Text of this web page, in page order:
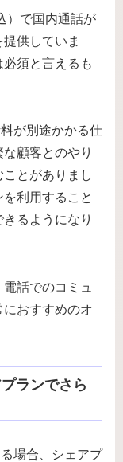
）で国内通話が
供していま
須と言えるも
が別途かかる仕
顧客とのやり
とがありまし
利用すること
るようになり
話でのコミュ
おすすめのオ
ランでさら
場合、シェアプ